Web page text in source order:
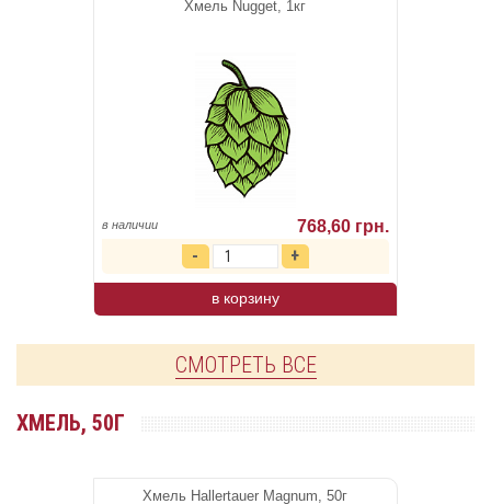
Хмель Nugget, 1кг
в наличии 768,60 грн.
в корзину
СМОТРЕТЬ ВСЕ
ХМЕЛЬ, 50Г
Хмель Hallertauer Magnum, 50г